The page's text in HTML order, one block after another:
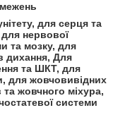
для серця та
нервової
та мозку, для
дихання, Для
та ШКТ, для
для жовчовивідних
та жовчного міхура,
системи